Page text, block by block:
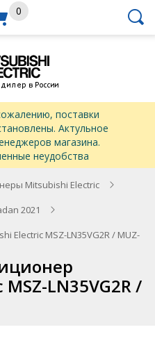
0
поставки
Актульное
магазина.
неудобства
Mitsubishi Electric
2021
Electric MSZ-LN35VG2R / MUZ-
LN35VG2R /